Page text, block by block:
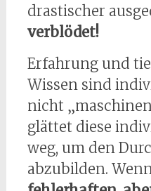
drastischer
verblödet!
Erfahrung und
Wissen sind
nicht
glättet diese
weg, um den
abzubilden.